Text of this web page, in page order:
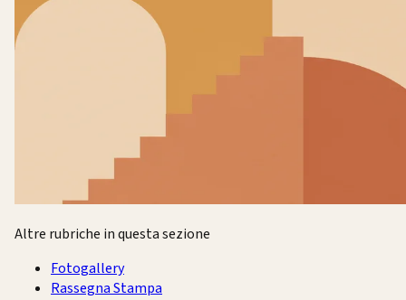
Altre rubriche in questa sezione
Fotogallery
Rassegna Stampa